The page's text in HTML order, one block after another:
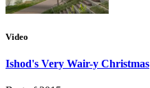
Video
Ishod's Very Wair-y Christmas